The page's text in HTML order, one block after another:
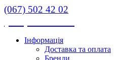
(067) 502 42 02
Інформація
Доставка та оплата
Бренди